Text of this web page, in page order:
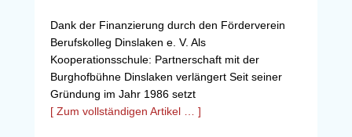
Dank der Finanzierung durch den Förderverein
Berufskolleg Dinslaken e. V. Als
Kooperationsschule: Partnerschaft mit der
Burghofbühne Dinslaken verlängert Seit seiner
Gründung im Jahr 1986 setzt
[ Zum vollständigen Artikel … ]